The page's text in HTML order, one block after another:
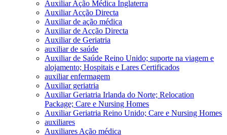
Auxiliar Ação Médica Inglaterra
Auxiliar Acção Directa
Auxiliar de ação médica
Auxiliar de Acção Directa
Auxiliar de Geriatria
auxiliar de saúde
Auxiliar de Saúde Reino Unido; suporte na viagem e
alojamento; Hospitais e Lares Certificados
auxiliar enfermagem
Auxiliar geriatria
Auxiliar Geriatria Irlanda do Norte; Relocation
Package; Care e Nursing Homes
Auxiliar Geriatria Reino Unido; Care e Nursing Homes
auxiliares
Auxiliares Ação médica